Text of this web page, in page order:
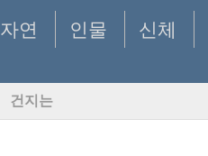
자연 인물 신체
건지는